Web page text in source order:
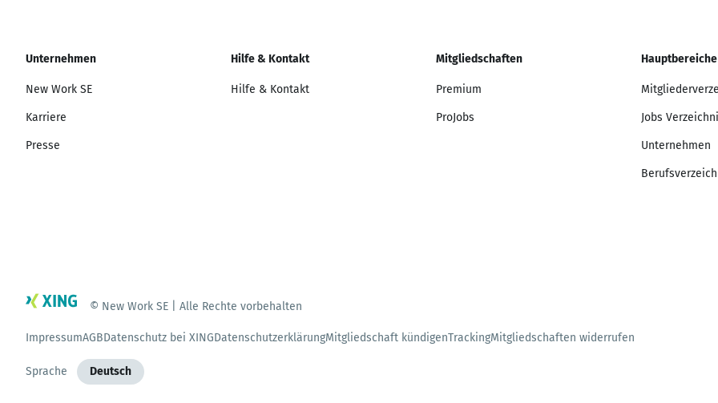
Unternehmen
New Work SE
Karriere
Presse
Hilfe & Kontakt
Hilfe & Kontakt
Mitgliedschaften
Premium
ProJobs
Hauptbereiche
Jobs
Unternehmen
© New Work SE | Alle Rechte vorbehalten
ImpressumAGBDatenschutz bei XINGDatenschutzerklärungMitgliedschaft kündigenTrackingMitgliedschaften widerrufen
Sprache Deutsch